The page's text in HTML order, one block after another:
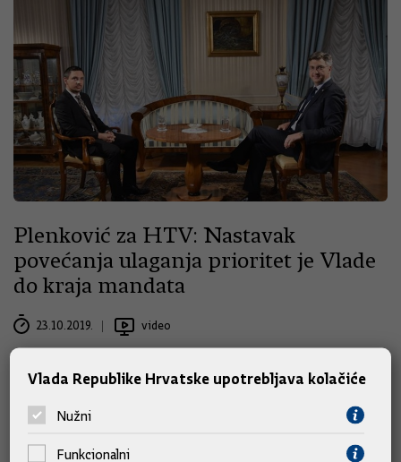
Plenković za HTV: Nastavak
povećanja ulaganja prioritet je Vlade
do kraja mandata
23.10.2019. video
Vlada Republike Hrvatske upotrebljava kolačiće
Nužni
Funkcionalni